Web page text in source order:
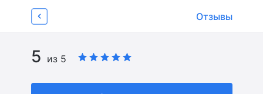
Об устройстве Видеообзоры
Отзывы
5 из 5